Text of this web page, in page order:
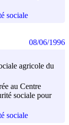
sociale
agricole du
au Centre
sociale pour
sociale
08/06/1996